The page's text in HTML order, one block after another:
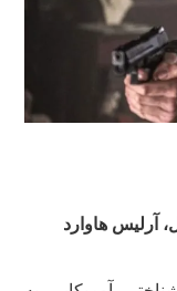
آرلیس هاوارد